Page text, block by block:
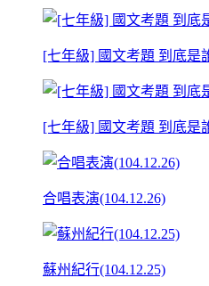
[七年級] 國文考題 到底是
[七年級] 國文考題 到底是
合唱表演(104.12.26)
蘇州紀行(104.12.25)